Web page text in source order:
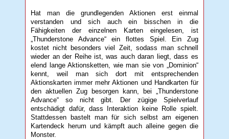
Hat man die grundlegenden Aktionen erst einmal
verstanden und sich auch ein bisschen in die
Fähigkeiten der einzelnen Karten eingelesen, ist
„Thunderstone Advance“ ein flottes Spiel. Ein Zug
kostet nicht besonders viel Zeit, sodass man schnell
wieder an der Reihe ist, was auch daran liegt, dass es
elend lange Aktionsketten, wie man sie von „Dominion“
kennt, weil man sich dort mit entsprechenden
Aktionskarten immer mehr Aktionen und Handkarten für
den aktuellen Zug besorgen kann, bei „Thunderstone
Advance“ so nicht gibt. Der zügige Spielverlauf
entschädigt dafür, dass Interaktion keine Rolle spielt.
Stattdessen bastelt man für sich selbst am eigenen
Kartendeck herum und kämpft auch alleine gegen die
Monster.